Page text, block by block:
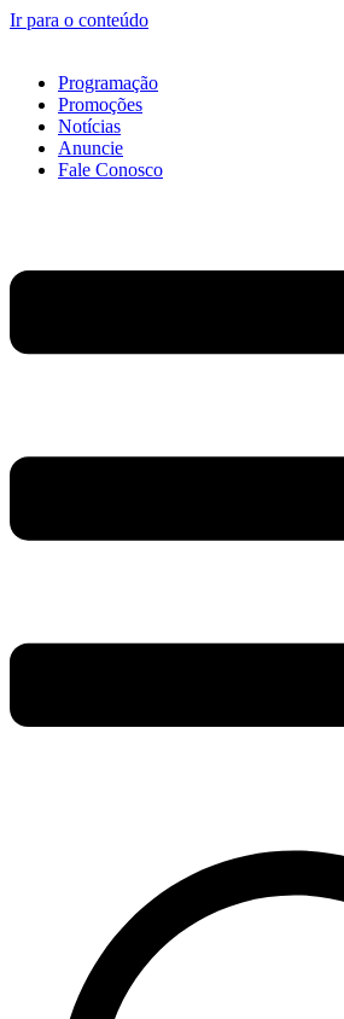
Ir para o conteúdo
Programação
Promoções
Notícias
Anuncie
Fale Conosco